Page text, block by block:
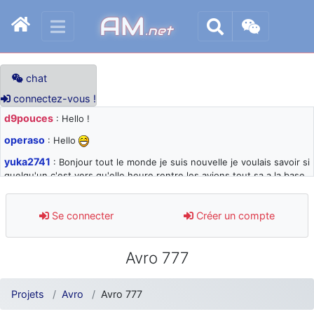
AM.net
chat
connectez-vous !
d9pouces : Hello !
operaso : Hello
yuka2741 : Bonjour tout le monde je suis nouvelle je voulais savoir si
quelqu'un c'est vers qu'elle heure rentre les avions tout sa a la base
d9pouces: désolé pour les quelques blocages du site ces derniers
jours : je teste des méthodes contre le spam et les bots trop nocifs
: Super, la nouvelle bannière
d9pouces
: je suis un avion@,._,+ > lesquels ? je ne suis pas sûr de
comprendre
Se connecter Créer un compte
Avro 777
Projets Avro Avro 777